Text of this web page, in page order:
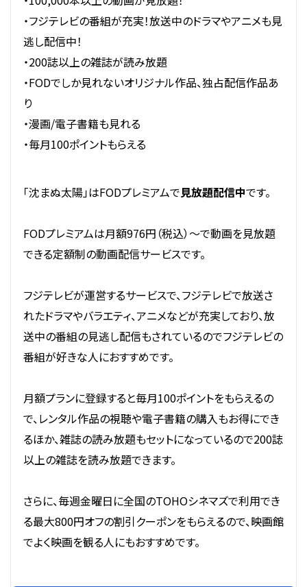
・フジテレビの番組が充実！放送中のドラマやアニメも見
逃し配信中！
・200誌以上の雑誌が読み放題
・FODでしか見れないオリジナル作品、独占配信作品あ
り
・漫画/電子書籍も見れる
・毎月100ポイントもらえる
「沈まぬ太陽」はFODプレミアムで見放題配信中です。
FODプレミアムは月額976円（税込）～で動画を見放題
できる定額制の動画配信サービスです。
フジテレビが運営するサービスで、フジテレビで放送さ
れたドラマやバラエティ、アニメなどが充実しており、放
送中の番組の見逃し配信もされているのでフジテレビの
番組が好きな人におすすめです。
月額プランに登録すると毎月100ポイントをもらえるの
で、レンタル作品の視聴や電子書籍の購入もお得にでき
るほか、雑誌の読み放題もセットになっているので200誌
以上の雑誌を読み放題できます。
さらに、毎週金曜日に全国のTOHOシネマズで利用でき
る最大800円オフの割引クーポンをもらえるので、映画館
でよく映画を観る人にもおすすめです。